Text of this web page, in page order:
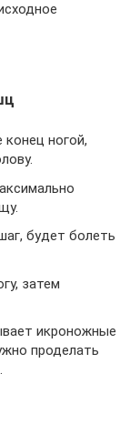
ногой,
будет болеть
затем
икроножные
проделать